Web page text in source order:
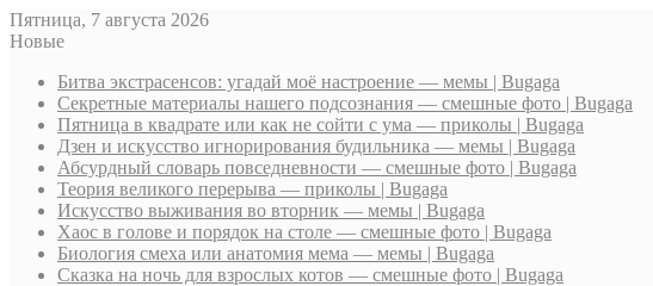
Пятница, 7 августа 2026
Новые
Битва экстрасенсов: угадай моё настроение — мемы | Bugaga
Секретные материалы нашего подсознания — смешные фото | Bugaga
Пятница в квадрате или как не сойти с ума — приколы | Bugaga
Дзен и искусство игнорирования будильника — мемы | Bugaga
Абсурдный словарь повседневности — смешные фото | Bugaga
Теория великого перерыва — приколы | Bugaga
Искусство выживания во вторник — мемы | Bugaga
Хаос в голове и порядок на столе — смешные фото | Bugaga
Биология смеха или анатомия мема — мемы | Bugaga
Сказка на ночь для взрослых котов — смешные фото | Bugaga